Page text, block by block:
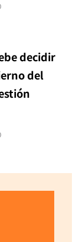
decidir
del